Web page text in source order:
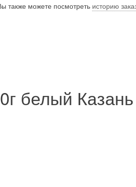
также можете посмотреть историю
белый Казань